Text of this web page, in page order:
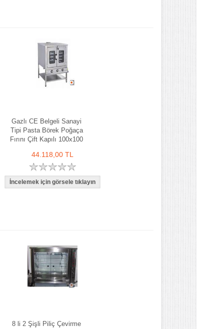
Gazlı CE Belgeli Sanayi
Tipi Pasta Börek Poğaça
Fırını Çift Kapılı 100x100
44.118,00 TL
8 li 2 Şişli Piliç Çevirme